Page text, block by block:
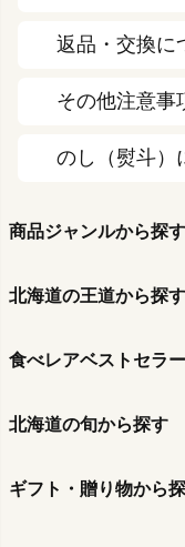
返品・交換に
その他注意事
のし（熨斗）
商品ジャンルから探す
北海道の王道から探す
食べレアベストセラ
北海道の旬から探す
ギフト・贈り物から